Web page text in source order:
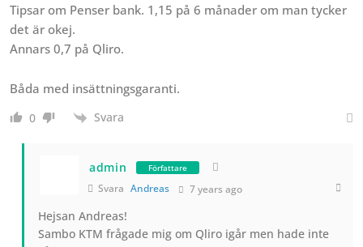
Tipsar om Penser bank. 1,15 på 6 månader om man tycker
det är okej.
Annars 0,7 på Qliro.
Båda med insättningsgaranti.
0 Svara
admin Författare
Svara Andreas 7 years ago
Hejsan Andreas!
Sambo KTM frågade mig om Qliro igår men hade inte